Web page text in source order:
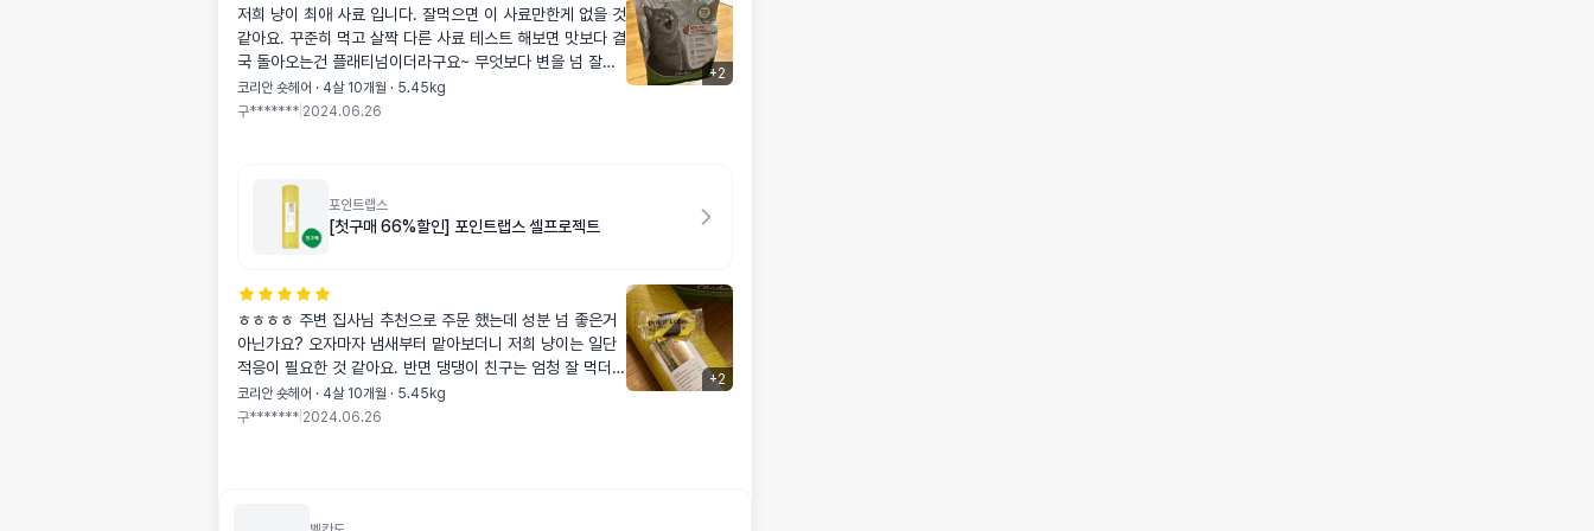
저희 냥이 최애 사료 입니다. 잘먹으면 이 사료만한게 없을 것
같아요. 꾸준히 먹고 살짝 다른 사료 테스트 해보면 맛보다 결
국 돌아오는건 플래티넘이더라구요~ 무엇보다 변을 넘 잘봐
요~^^
코리안 숏헤어 · 4살 10개월 · 5.45kg
구******* 2024.06.26
+2
포인트랩스
[첫구매 66%할인] 포인트랩스 셀프로젝트
ㅎㅎㅎㅎ 주변 집사님 추천으로 주문 했는데 성분 넘 좋은거
아닌가요? 오자마자 냄새부터 맡아보더니 저희 냥이는 일단
적응이 필요한 것 같아요. 반면 댕댕이 친구는 엄청 잘 먹더라
구요~ 냥양갱! "양갱먹자!"하면 달려오는데 정말 조금씩 떼서
주고 있어요^^
코리안 숏헤어 · 4살 10개월 · 5.45kg
구******* 2024.06.26
+2